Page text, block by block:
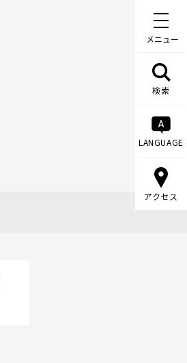
メニュー
検索
LANGUAGE
アクセス